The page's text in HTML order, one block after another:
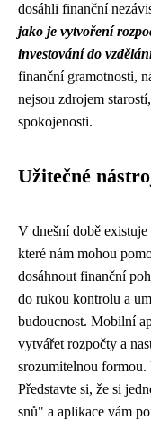
dosáhli finanční
jako je vytvoření
investování do
finanční gramotnosti,
nejsou zdrojem
spokojenosti.
Užitečné
V dnešní době
které nám mohou
dosáhnout finanční
do rukou kontrolu a
budoucnost. Mobilní
vytvářet rozpočty a
srozumitelnou
Představte si, že si
snů" a aplikace vám